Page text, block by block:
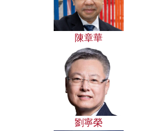
陳章華
劉寧榮